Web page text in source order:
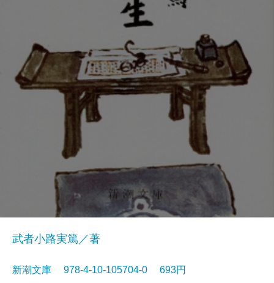
武者小路実篤／著
新潮文庫 978-4-10-105704-0 693円